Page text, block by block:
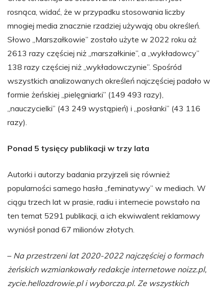
rosnąca, widać, że w przypadku stosowania liczby
mnogiej media znacznie rzadziej używają obu określeń.
Słowo „Marszałkowie” zostało użyte w 2022 roku aż
2613 razy częściej niż „marszałkinie”, a „wykładowcy”
138 razy częściej niż „wykładowczynie”. Spośród
wszystkich analizowanych określeń najczęściej padało w
formie żeńskiej „pielęgniarki” (149 493 razy),
„nauczycielki” (43 249 wystąpień) i „posłanki” (43 116
razy).
Ponad 5 tysięcy publikacji w trzy lata
Autorki i autorzy badania przyjrzeli się również
popularności samego hasła „feminatywy” w mediach. W
ciągu trzech lat w prasie, radiu i internecie powstało na
ten temat 5291 publikacji, a ich ekwiwalent reklamowy
wyniósł ponad 67 milionów złotych.
– Na przestrzeni lat 2020-2022 najczęściej o formach
żeńskich wzmiankowały redakcje internetowe noizz.pl,
zycie.hellozdrowie.pl i wyborcza.pl. Ze wszystkich